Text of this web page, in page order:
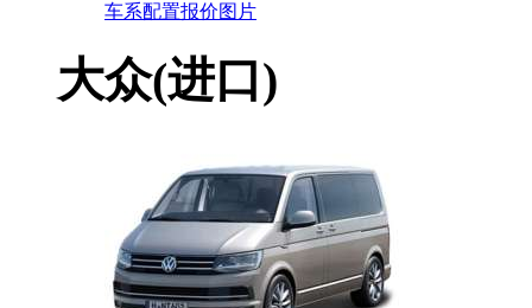
车系配置报价图片
大众(进口)